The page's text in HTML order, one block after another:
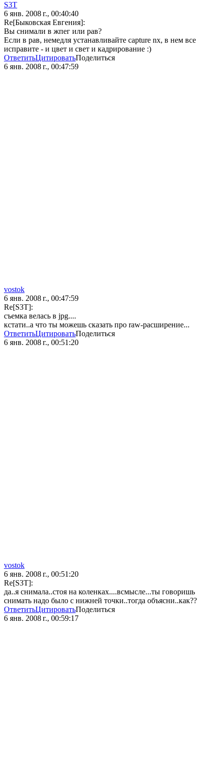
S3T
6 янв. 2008 г., 00:40:40
Re[Быковская Евгения]:
Вы снимали в жпег или рав?
Если в рав, немедля устанавливайте capture nx, в нем все
исправите - и цвет и свет и кадрирование :)
ОтветитьЦитироватьПоделиться
6 янв. 2008 г., 00:47:59
vostok
6 янв. 2008 г., 00:47:59
Re[S3T]:
съемка велась в jpg....
кстати..а что ты можешь сказать про raw-расширение...
ОтветитьЦитироватьПоделиться
6 янв. 2008 г., 00:51:20
vostok
6 янв. 2008 г., 00:51:20
Re[S3T]:
да..я снимала..стоя на коленках....всмысле...ты говоришь
снимать надо было с нижней точки..тогда объясни..как??
ОтветитьЦитироватьПоделиться
6 янв. 2008 г., 00:59:17